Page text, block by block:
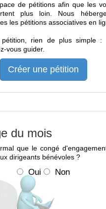
de pétitions afin que les
plus loin. Nous
les pétitions associatives en
rien de plus simple :
vous guider.
Créer une pétition
du mois
que le congé
dirigeants bénévoles ?
Oui Non